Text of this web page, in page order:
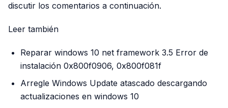
discutir los comentarios a continuación.
Leer también
Reparar windows 10 net framework 3.5 Error de
instalación 0x800f0906, 0x800f081f
Arregle Windows Update atascado descargando
actualizaciones en windows 10